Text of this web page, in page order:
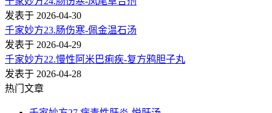
发表于 2026-04-30
千家妙方23.肠伤寒-佩金温石汤
发表于 2026-04-29
千家妙方22.慢性阿米巴痢疾-复方鸦胆子丸
发表于 2026-04-28
热门文章